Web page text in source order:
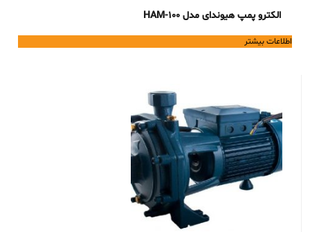
الکترو پمپ هیوندای مدل HAM-100
اطلاعات بیشتر